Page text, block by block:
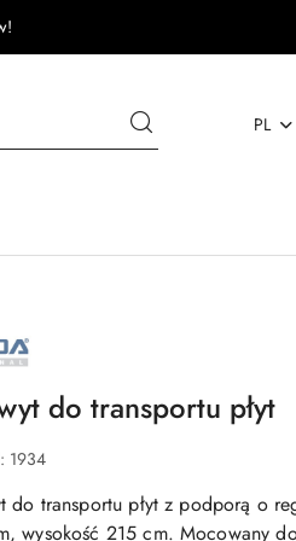
PL
do transportu płyt
1934
do transportu płyt z podporą o
wysokość 215 cm. Mocowany